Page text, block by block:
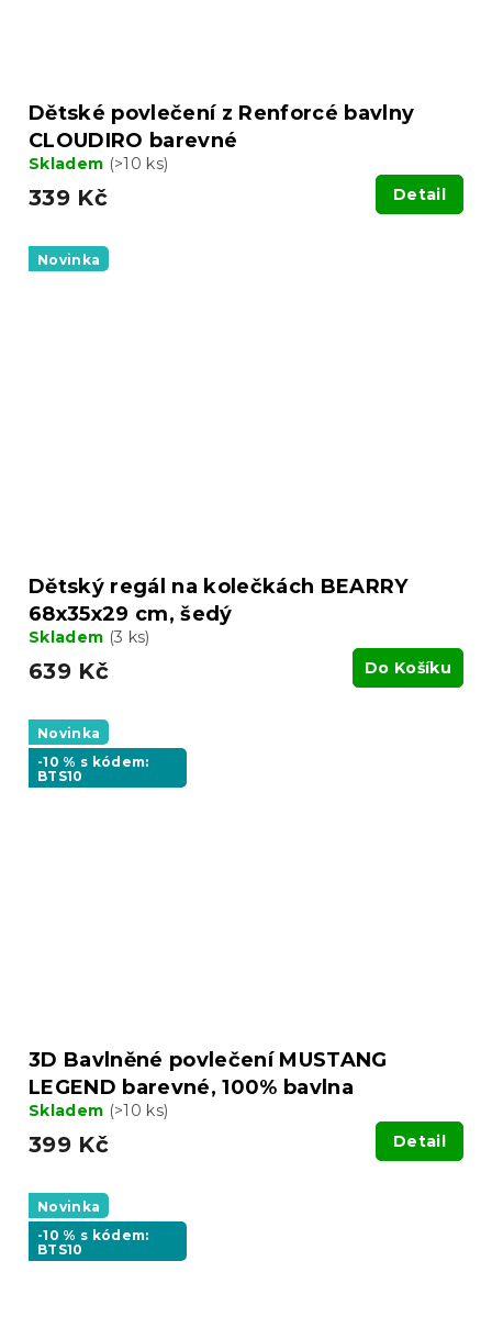
Dětské povlečení z Renforcé bavlny
CLOUDIRO barevné
Skladem (>10 ks)
339 Kč Detail
Novinka
Dětský regál na kolečkách BEARRY
68x35x29 cm, šedý
Skladem (3 ks)
639 Kč Do Košíku
Novinka
-10 % s kódem:
BTS10
3D Bavlněné povlečení MUSTANG
LEGEND barevné, 100% bavlna
Skladem (>10 ks)
399 Kč Detail
Novinka
-10 % s kódem:
BTS10